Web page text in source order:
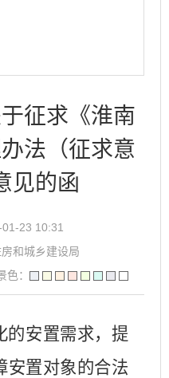
征求《淮南
法（征求意
见的函
23 10:31
和城乡建设局
色：
的安置需求，提
安置对象的合法